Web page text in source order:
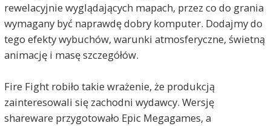
rewelacyjnie wyglądających mapach, przez co do grania
wymagany być naprawdę dobry komputer. Dodajmy do
tego efekty wybuchów, warunki atmosferyczne, świetną
animację i masę szczegółów.
Fire Fight robiło takie wrażenie, że produkcją
zainteresowali się zachodni wydawcy. Wersję
shareware przygotowało Epic Megagames, a